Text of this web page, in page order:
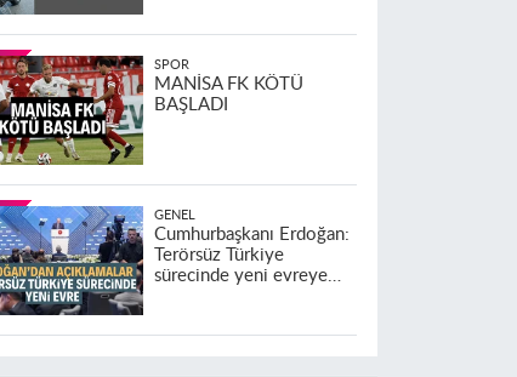
SPOR
MANİSA FK KÖTÜ
BAŞLADI
GENEL
Cumhurbaşkanı Erdoğan:
Terörsüz Türkiye
sürecinde yeni evreye